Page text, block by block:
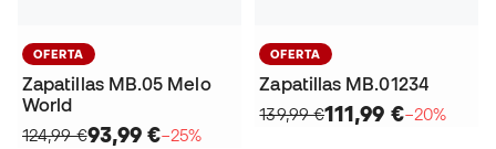
OFERTA
Zapatillas MB.05 Melo
World
124,99 €93,99 €−25%
OFERTA
Zapatillas MB.01234
139,99 €111,99 €−20%